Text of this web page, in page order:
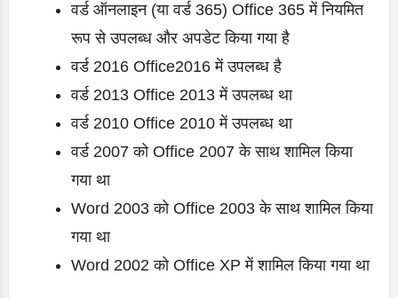
वर्ड ऑनलाइन (या वर्ड 365) Office 365 में नियमित
रूप से उपलब्ध और अपडेट किया गया है
वर्ड 2016 Office2016 में उपलब्ध है
वर्ड 2013 Office 2013 में उपलब्ध था
वर्ड 2010 Office 2010 में उपलब्ध था
वर्ड 2007 को Office 2007 के साथ शामिल किया
गया था
Word 2003 को Office 2003 के साथ शामिल किया
गया था
Word 2002 को Office XP में शामिल किया गया था